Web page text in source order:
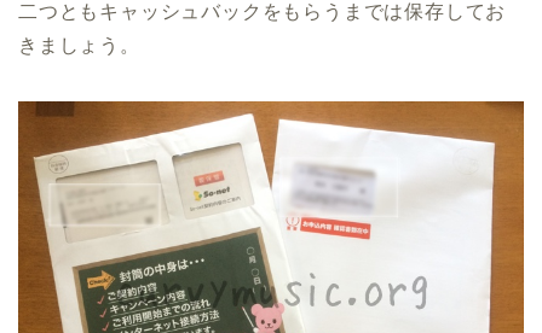
二つともキャッシュバックをもらうまでは保存してお
きましょう。